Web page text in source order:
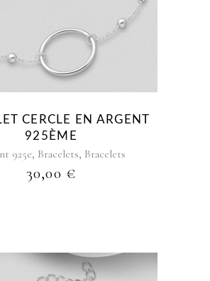
CERCLE EN ARGENT
925ÈME
925e, Bracelets, Bracelets
30,00 €